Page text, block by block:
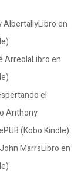
AlbertallyLibro en
ArreolaLibro en
el
Anthony
(Kobo Kindle)
MarrsLibro en